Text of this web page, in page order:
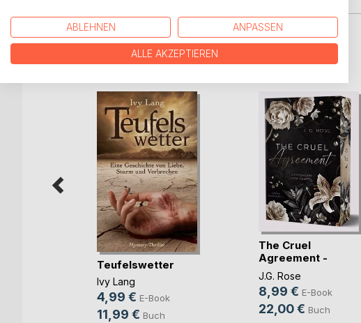
WEITERE TITEL BEIBoD
Teufelswetter
Ivy Lang
4,99 € E-Book
11,99 € Buch
The Cruel
Agreement -
Gestohlen vo(...)
J.G. Rose
8,99 € E-Book
22,00 € Buch
ABLEHNEN ANPASSEN
ALLE AKZEPTIEREN